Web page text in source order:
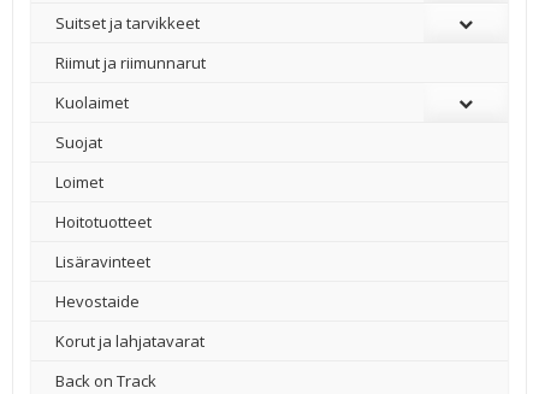
Suitset ja tarvikkeet
Riimut ja riimunnarut
Kuolaimet
Suojat
Loimet
Hoitotuotteet
Lisäravinteet
Hevostaide
Korut ja lahjatavarat
Back on Track